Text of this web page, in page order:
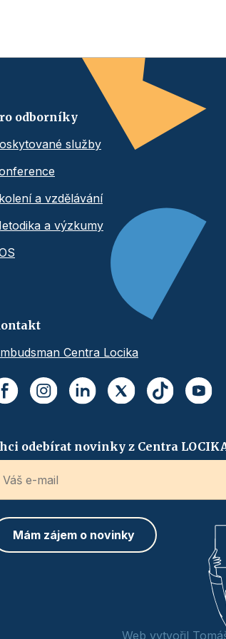
odborníky
služby
a vzdělávání
a výzkumy
Centra Locika
odebírat novinky z Centra
Web vytvořil